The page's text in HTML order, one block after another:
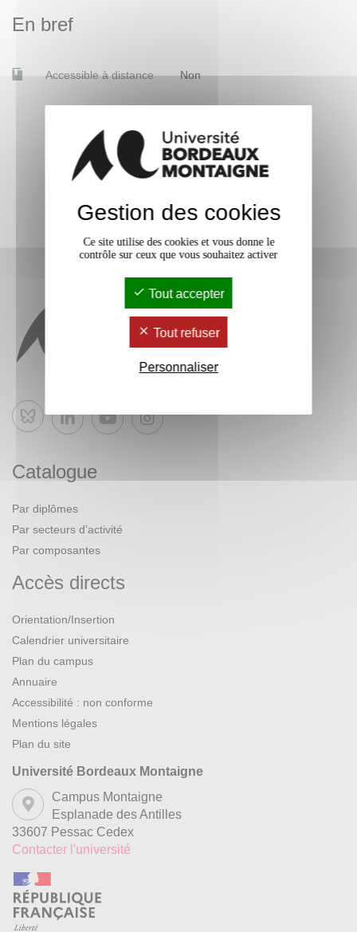
En bref
Accessible à distance Non
Bluesky
Catalogue
Par diplômes
Par secteurs d’activité
Par composantes
Accès directs
Orientation/Insertion
Calendrier universitaire
Plan du campus
Annuaire
Accessibilité : non conforme
Mentions légales
Plan du site
Université Bordeaux Montaigne
Campus Montaigne
Esplanade des Antilles
33607 Pessac Cedex
Contacter l'université
Gestion des cookies
Ce site utilise des cookies et vous donne le
contrôle sur ceux que vous souhaitez activer
Tout accepter
Tout refuser
Personnaliser